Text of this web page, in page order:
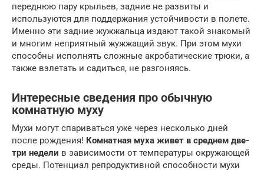
переднюю пару крыльев, задние не развиты и
используются для поддержания устойчивости в полете.
Именно эти задние жужжальца издают такой знакомый
и многим неприятный жужжащий звук. При этом мухи
способны исполнять сложные акробатические трюки, а
также взлетать и садиться, не разгоняясь.
Интересные сведения про обычную
комнатную муху
Мухи могут спариваться уже через несколько дней
после рождения! Комнатная муха живет в среднем две-
три недели в зависимости от температуры окружающей
среды. Потенциал репродуктивной способности мухи